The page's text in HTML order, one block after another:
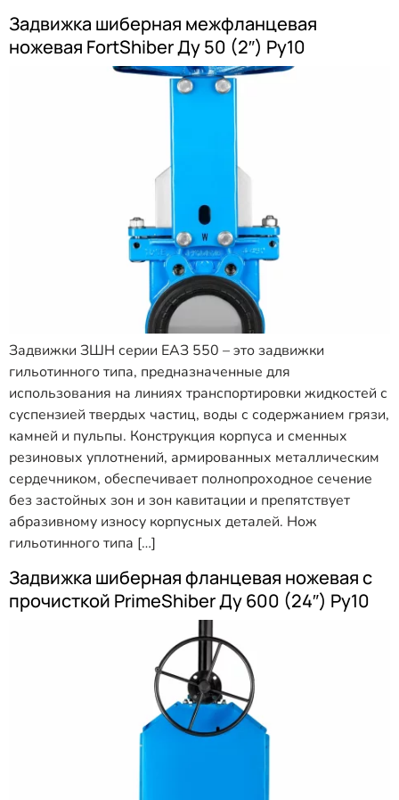
Задвижка шиберная межфланцевая
ножевая FortShiber Ду 50 (2″) Ру10
Задвижки ЗШН серии ЕАЗ 550 – это задвижки
гильотинного типа, предназначенные для
использования на линиях транспортировки жидкостей с
суспензией твердых частиц, воды с содержанием грязи,
камней и пульпы. Конструкция корпуса и сменных
резиновых уплотнений, армированных металлическим
сердечником, обеспечивает полнопроходное сечение
без застойных зон и зон кавитации и препятствует
абразивному износу корпусных деталей. Нож
гильотинного типа […]
Задвижка шиберная фланцевая ножевая с
прочисткой PrimeShiber Ду 600 (24″) Ру10